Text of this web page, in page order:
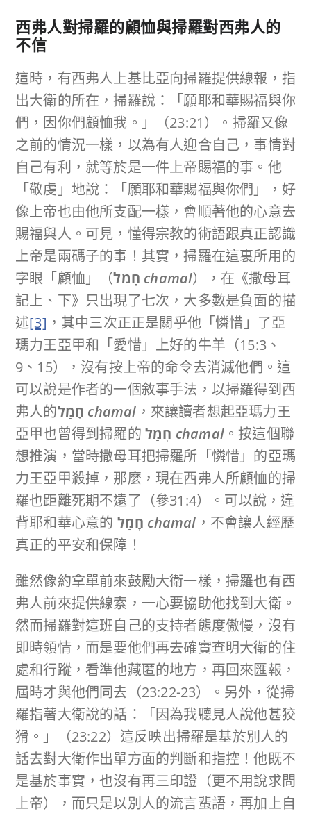
西弗人對掃羅的顧恤與掃羅對西弗人的
不信
這時，有西弗人上基比亞向掃羅提供線報，指
出大衛的所在，掃羅說：「願耶和華賜福與你
們，因你們顧恤我。」（23:21）。掃羅又像
之前的情況一樣，以為有人迎合自己，事情對
自己有利，就等於是一件上帝賜福的事。他
「敬虔」地說：「願耶和華賜福與你們」，好
像上帝也由他所支配一樣，會順著他的心意去
賜福與人。可見，懂得宗教的術語跟真正認識
上帝是兩碼子的事！其實，掃羅在這裏所用的
字眼「顧恤」（חָמַל chamal），在《撒母耳
記上、下》只出現了七次，大多數是負面的描
述[3] ，其中三次正正是關乎他「憐惜」了亞
瑪力王亞甲和「愛惜」上好的牛羊（15:3、
9、15），沒有按上帝的命令去消滅他們。這
可以說是作者的一個敘事手法，以掃羅得到西
弗人的חָמַל chamal ，來讓讀者想起亞瑪力王
亞甲也曾得到掃羅的 חָמַל chamal 。按這個聯
想推演，當時撒母耳把掃羅所「憐惜」的亞瑪
力王亞甲殺掉，那麼，現在西弗人所顧恤的掃
羅也距離死期不遠了（參31:4）。可以說，違
背耶和華心意的 חָמַל chamal ，不會讓人經歷
真正的平安和保障！
雖然像約拿單前來鼓勵大衛一樣，掃羅也有西
弗人前來提供線索，一心要協助他找到大衛。
然而掃羅對這班自己的支持者態度傲慢，沒有
即時領情，而是要他們再去確實查明大衛的住
處和行蹤，看準他藏匿的地方，再回來匯報，
屆時才與他們同去（23:22-23）。另外，從掃
羅指著大衛說的話：「因為我聽見人說他甚狡
猾。」（23:22）這反映出掃羅是基於別人的
話去對大衛作出單方面的判斷和指控！他既不
是基於事實，也沒有再三印證（更不用說求問
上帝），而只是以別人的流言蜚語，再加上自